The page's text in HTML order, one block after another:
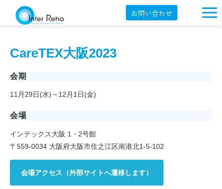
お問い合わせ
製品一覧
セミナー情報
オンラインショップ
English
CareTEX大阪2023
会期
11月29日(水)～12月1日(金)
会場
インテックス大阪 1・2号館
〒559-0034 大阪府大阪市住之江区南港北1-5-102
会場アクセス（外部サイトへ遷移します）